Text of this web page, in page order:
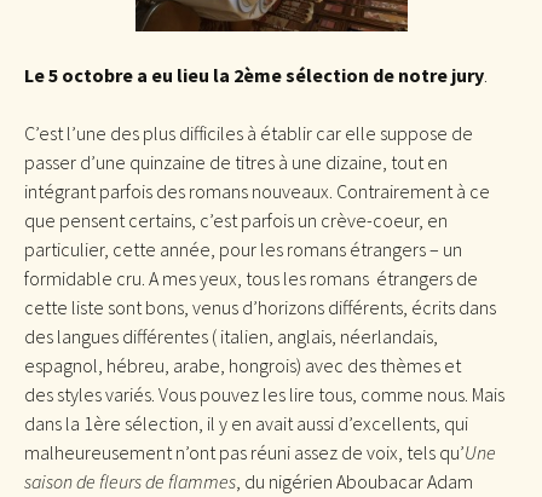
Le 5 octobre a eu lieu la 2ème sélection de notre jury
C’est l’une des plus difficiles à établir car elle suppose de
passer d’une quinzaine de titres à une dizaine, tout en
intégrant parfois des romans nouveaux. Contrairement à ce
que pensent certains, c’est parfois un crève-coeur, en
particulier, cette année, pour les romans étrangers – un
formidable cru. A mes yeux, tous les romans étrangers de
cette liste sont bons, venus d’horizons différents, écrits dans
des langues différentes ( italien, anglais, néerlandais,
espagnol, hébreu, arabe, hongrois) avec des thèmes et
des styles variés. Vous pouvez les lire tous, comme nous. Mais
dans la 1ère sélection, il y en avait aussi d’excellents, qui
malheureusement n’ont pas réuni assez de voix, tels qu’Une
saison de fleurs de flammes , du nigérien Aboubacar Adam